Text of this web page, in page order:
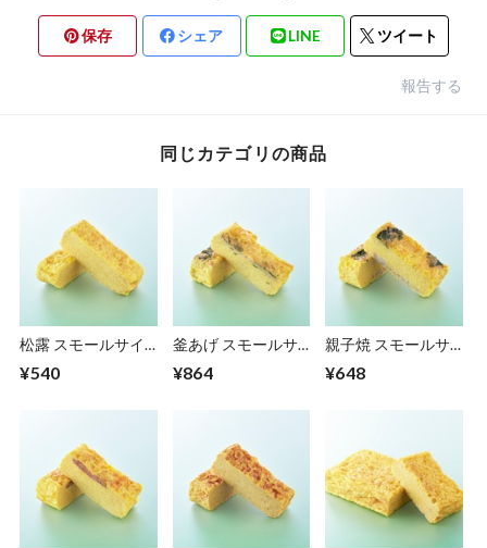
保存 シェア LINE ツイート
報告する
同じカテゴリの商品
松露 スモールサイ
¥540
釜あげ スモールサ
¥864
親子焼 スモールサ
¥648